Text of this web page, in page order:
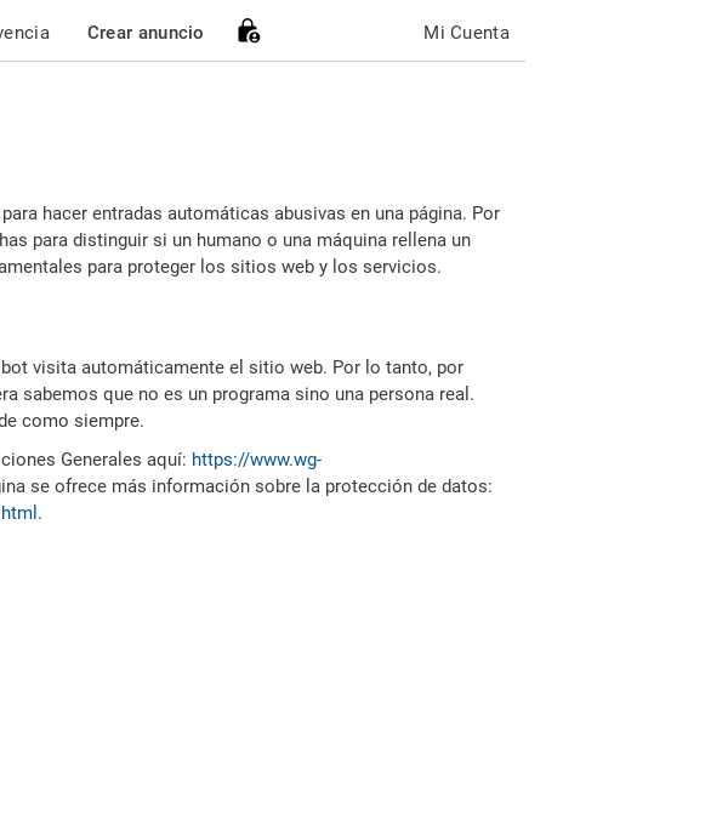
Crear anuncio Mi Cuenta
hacer entradas automáticas abusivas en una página. Por
para distinguir si un humano o una máquina rellena un
para proteger los sitios web y los servicios.
visita automáticamente el sitio web. Por lo tanto, por
sabemos que no es un programa sino una persona real.
como siempre.
Generales aquí: https://www.wg-
se ofrece más información sobre la protección de datos:
.